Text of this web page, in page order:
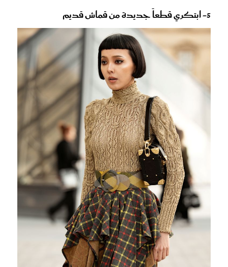
5- ابتكري قطعاً جديدة من قماش قديم